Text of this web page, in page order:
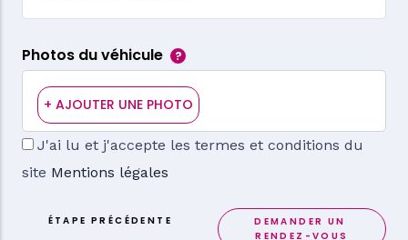
Photos du véhicule
J'ai lu et j'accepte les termes et conditions du
site Mentions légales